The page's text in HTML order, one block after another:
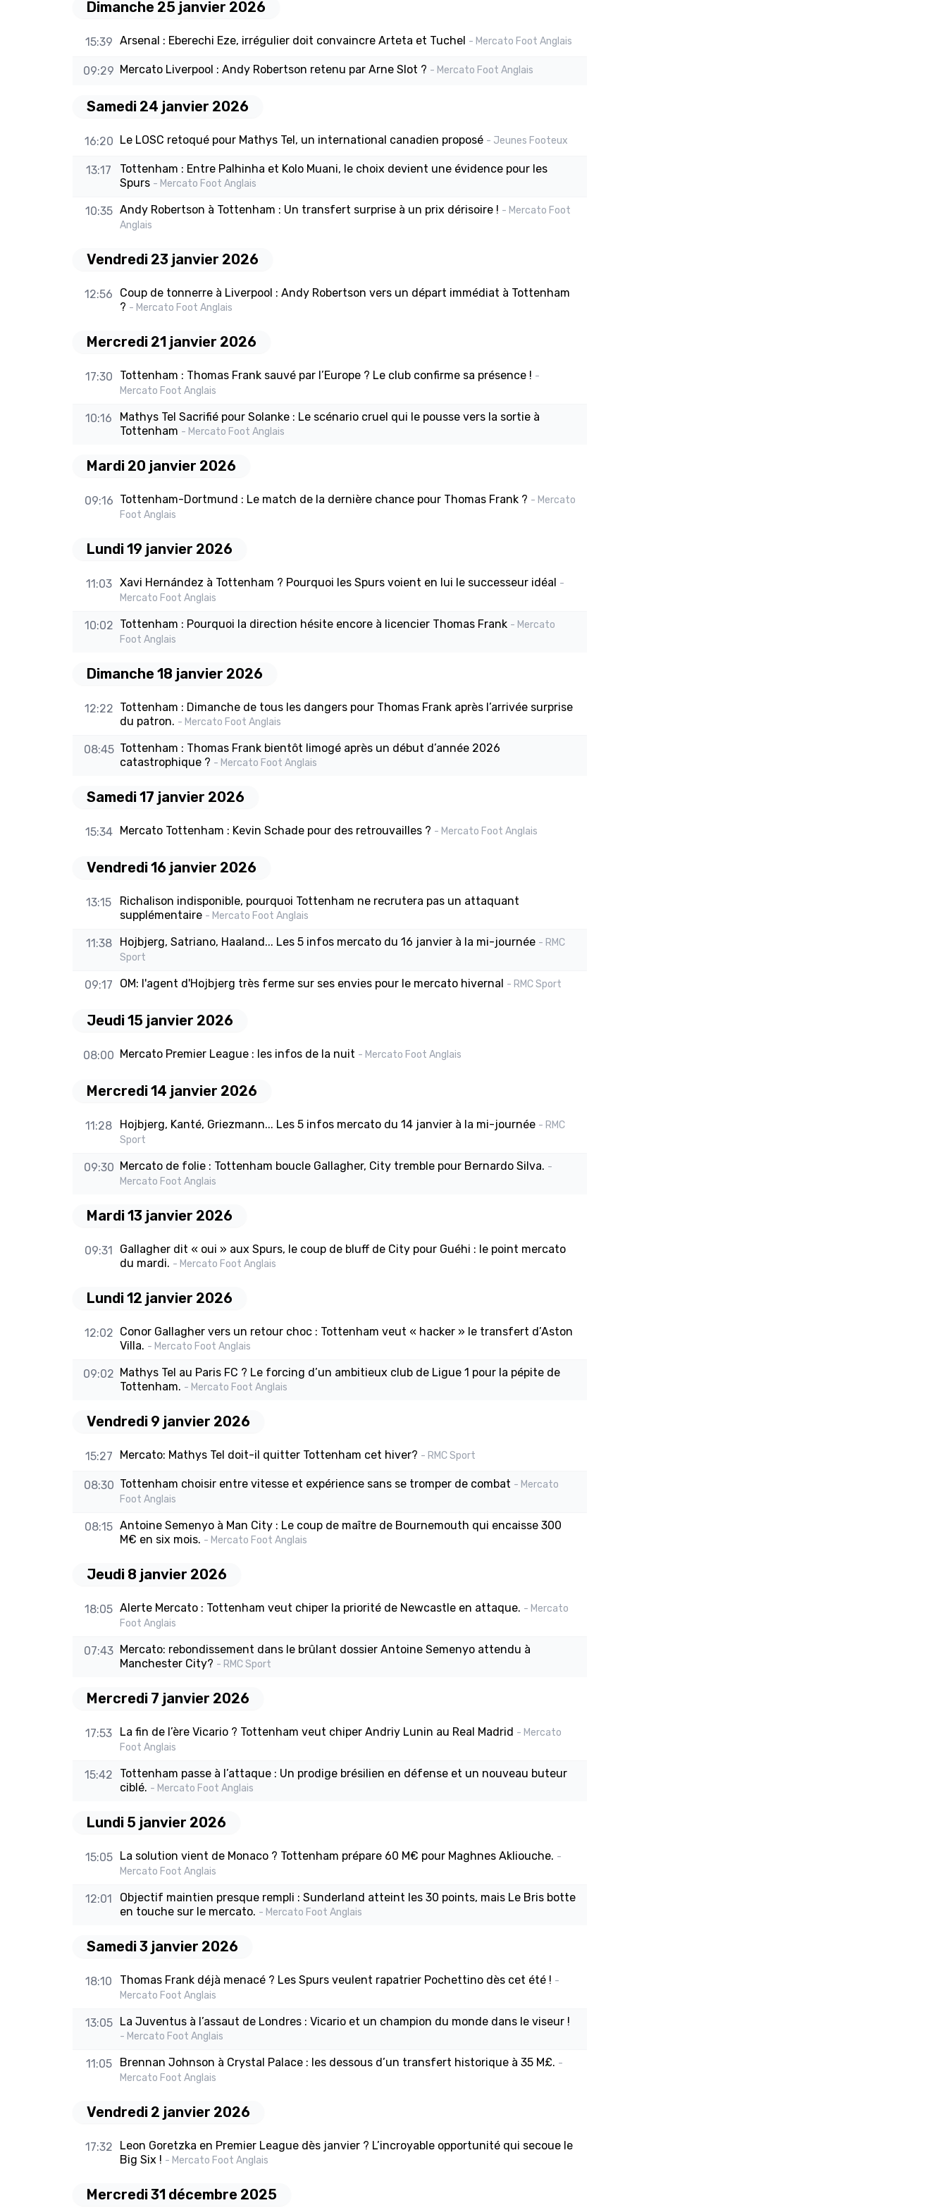
Dimanche 25 janvier 2026
15:39 Arsenal : Eberechi Eze, irrégulier doit convaincre Arteta et Tuchel - Mercato Foot Anglais
09:29 Mercato Liverpool : Andy Robertson retenu par Arne Slot ? - Mercato Foot Anglais
Samedi 24 janvier 2026
16:20 Le LOSC retoqué pour Mathys Tel, un international canadien proposé - Jeunes Footeux
13:17
Tottenham : Entre Palhinha et Kolo Muani, le choix devient une évidence pour les
Spurs - Mercato Foot Anglais
10:35 Andy Robertson à Tottenham : Un transfert surprise à un prix dérisoire ! - Mercato Foot
Anglais
Vendredi 23 janvier 2026
12:56
Coup de tonnerre à Liverpool : Andy Robertson vers un départ immédiat à Tottenham
? - Mercato Foot Anglais
Mercredi 21 janvier 2026
17:30 Tottenham : Thomas Frank sauvé par l’Europe ? Le club confirme sa présence ! -
Mercato Foot Anglais
10:16
Mathys Tel Sacrifié pour Solanke : Le scénario cruel qui le pousse vers la sortie à
Tottenham - Mercato Foot Anglais
Mardi 20 janvier 2026
09:16 Tottenham-Dortmund : Le match de la dernière chance pour Thomas Frank ? - Mercato
Foot Anglais
Lundi 19 janvier 2026
11:03 Xavi Hernández à Tottenham ? Pourquoi les Spurs voient en lui le successeur idéal -
Mercato Foot Anglais
10:02 Tottenham : Pourquoi la direction hésite encore à licencier Thomas Frank - Mercato
Foot Anglais
Dimanche 18 janvier 2026
12:22 Tottenham : Dimanche de tous les dangers pour Thomas Frank après l’arrivée surprise
du patron. - Mercato Foot Anglais
08:45 Tottenham : Thomas Frank bientôt limogé après un début d’année 2026
catastrophique ? - Mercato Foot Anglais
Samedi 17 janvier 2026
15:34 Mercato Tottenham : Kevin Schade pour des retrouvailles ? - Mercato Foot Anglais
Vendredi 16 janvier 2026
13:15
Richalison indisponible, pourquoi Tottenham ne recrutera pas un attaquant
supplémentaire - Mercato Foot Anglais
11:38 Hojbjerg, Satriano, Haaland... Les 5 infos mercato du 16 janvier à la mi-journée - RMC
Sport
09:17 OM: l'agent d'Hojbjerg très ferme sur ses envies pour le mercato hivernal - RMC Sport
Jeudi 15 janvier 2026
08:00 Mercato Premier League : les infos de la nuit - Mercato Foot Anglais
Mercredi 14 janvier 2026
11:28 Hojbjerg, Kanté, Griezmann... Les 5 infos mercato du 14 janvier à la mi-journée - RMC
Sport
09:30 Mercato de folie : Tottenham boucle Gallagher, City tremble pour Bernardo Silva. -
Mercato Foot Anglais
Mardi 13 janvier 2026
09:31
Gallagher dit « oui » aux Spurs, le coup de bluff de City pour Guéhi : le point mercato
du mardi. - Mercato Foot Anglais
Lundi 12 janvier 2026
12:02 Conor Gallagher vers un retour choc : Tottenham veut « hacker » le transfert d’Aston
Villa. - Mercato Foot Anglais
09:02 Mathys Tel au Paris FC ? Le forcing d’un ambitieux club de Ligue 1 pour la pépite de
Tottenham. - Mercato Foot Anglais
Vendredi 9 janvier 2026
15:27 Mercato: Mathys Tel doit-il quitter Tottenham cet hiver? - RMC Sport
08:30 Tottenham choisir entre vitesse et expérience sans se tromper de combat - Mercato
Foot Anglais
08:15 Antoine Semenyo à Man City : Le coup de maître de Bournemouth qui encaisse 300
M€ en six mois. - Mercato Foot Anglais
Jeudi 8 janvier 2026
18:05 Alerte Mercato : Tottenham veut chiper la priorité de Newcastle en attaque. - Mercato
Foot Anglais
07:43 Mercato: rebondissement dans le brûlant dossier Antoine Semenyo attendu à
Manchester City? - RMC Sport
Mercredi 7 janvier 2026
17:53 La fin de l’ère Vicario ? Tottenham veut chiper Andriy Lunin au Real Madrid - Mercato
Foot Anglais
15:42
Tottenham passe à l’attaque : Un prodige brésilien en défense et un nouveau buteur
ciblé. - Mercato Foot Anglais
Lundi 5 janvier 2026
15:05 La solution vient de Monaco ? Tottenham prépare 60 M€ pour Maghnes Akliouche. -
Mercato Foot Anglais
12:01
Objectif maintien presque rempli : Sunderland atteint les 30 points, mais Le Bris botte
en touche sur le mercato. - Mercato Foot Anglais
Samedi 3 janvier 2026
18:10 Thomas Frank déjà menacé ? Les Spurs veulent rapatrier Pochettino dès cet été ! -
Mercato Foot Anglais
13:05 La Juventus à l’assaut de Londres : Vicario et un champion du monde dans le viseur !
- Mercato Foot Anglais
11:05 Brennan Johnson à Crystal Palace : les dessous d’un transfert historique à 35 M£. -
Mercato Foot Anglais
Vendredi 2 janvier 2026
17:32
Leon Goretzka en Premier League dès janvier ? L’incroyable opportunité qui secoue le
Big Six ! - Mercato Foot Anglais
Mercredi 31 décembre 2025